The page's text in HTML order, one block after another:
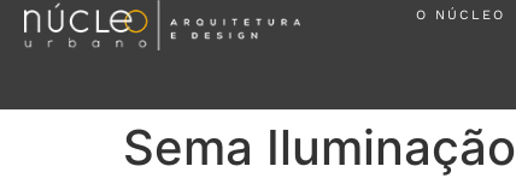
O NÚCLEO
Sema Iluminação